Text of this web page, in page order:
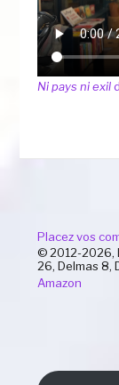
Ni pays ni exil
Placez vos
© 2012-2026,
26, Delmas 8,
Amazon